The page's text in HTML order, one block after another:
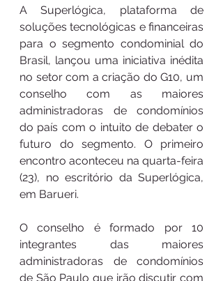
A Superlógica, plataforma de
soluções tecnológicas e financeiras
para o segmento condominial do
Brasil, lançou uma iniciativa inédita
no setor com a criação do G10, um
conselho com as maiores
administradoras de condomínios
do país com o intuito de debater o
futuro do segmento. O primeiro
encontro aconteceu na quarta-feira
(23), no escritório da Superlógica,
em Barueri.
O conselho é formado por 10
integrantes das maiores
administradoras de condomínios
de São Paulo que irão discutir com